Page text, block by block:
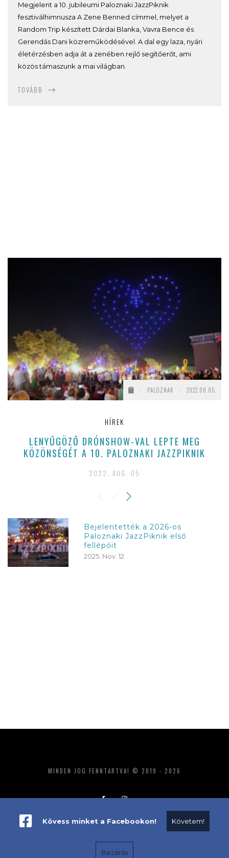
Megjelent a 10. jubileumi Paloznaki JazzPiknik
fesztiválhimnusza A Zene Benned címmel, melyet a
Random Trip készített Dárdai Blanka, Vavra Bence és
Gerendás Dani közreműködésével. A dal egy laza, nyári
életérzésben adja át a zenében rejlő segítőerőt, ami
közös támaszunk a mai világban.
TOVÁBB
PALOZNAK 2022.08.05.
HÍREK
LENYŰGÖZŐ DRÓNSHOW-VAL LEPTE MEG
KÖZÖNSÉGÉT A 10. PALOZNAKI JAZZPIKNIK
2022. AUG. 05
Bejelentették a 2026-os
Paloznaki JazzPiknik első
fellépőit
2025. Nov. 12
MINDEN JOG FENNTARTVA! © 2019 - 2026
ADATKEZELÉS IMPRESSZUM MÉDIAAJÁNLAT
Kövess minket a Facebookon! Követem!
Bezárás